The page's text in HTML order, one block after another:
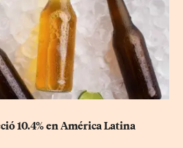
10.4% en América Latina